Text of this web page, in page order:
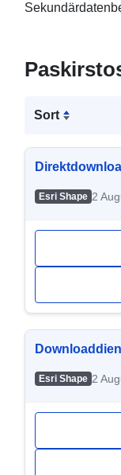
Sort
Esri Shape 2
Esri Shape 2